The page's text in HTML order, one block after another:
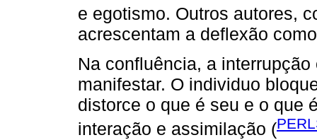
e egotismo. Outros autores,
acrescentam a deflexão
Na confluência, a
manifestar. O individuo
distorce o que é seu e o que
interação e assimilação (